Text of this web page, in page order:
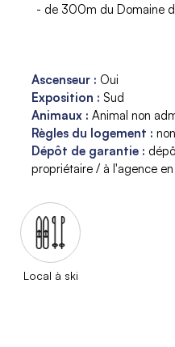
- de 300m du Domaine
Ascenseur : Oui
Exposition : Sud
Animaux : Animal non
Règles du logement :
Dépôt de garantie :
propriétaire / à l'agence
Local à ski